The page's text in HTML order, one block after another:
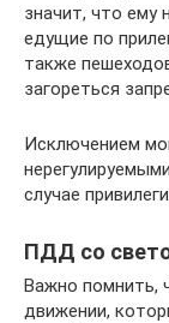
значит, что ему
едущие по
также
загореться
Исключением
случае
ПДД со
Важно помнить,
движении,